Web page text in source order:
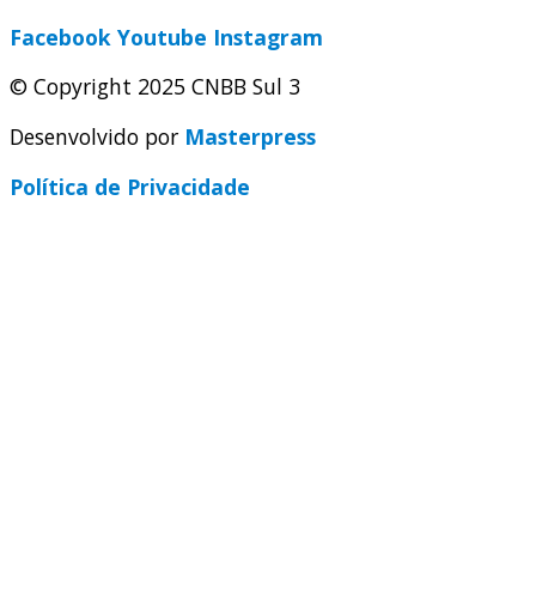
Facebook Youtube Instagram
© Copyright 2025 CNBB Sul 3
Desenvolvido por Masterpress
Política de Privacidade